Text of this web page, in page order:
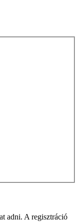
adni. A regisztráció